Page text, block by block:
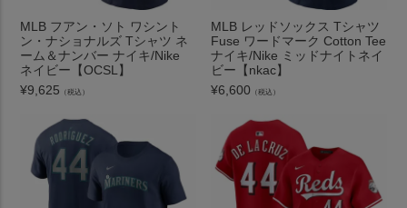
MLB フアン・ソト ワシント
ン・ナショナルズ Tシャツ ネ
ーム＆ナンバー ナイキ/Nike
ネイビー【OCSL】
¥9,625 （税込）
MLB レッドソックス Tシャツ
Fuse ワードマーク Cotton Tee
ナイキ/Nike ミッドナイトネイ
ビー【nkac】
¥6,600 （税込）